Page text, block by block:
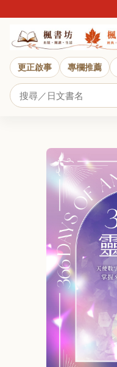
更正啟事 專欄推薦